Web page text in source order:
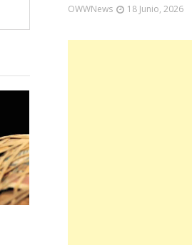
OWWNews 18 Junio, 2026